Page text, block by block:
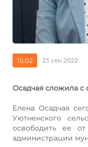
15:02 23 сен 2022
Осадчая сложила с
Елена Осадчая
Уютненского
освободить ее
администрации